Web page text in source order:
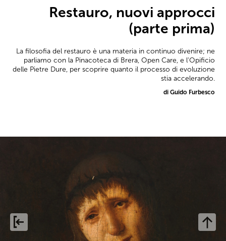
Restauro, nuovi approcci
(parte prima)
La filosofia del restauro è una materia in continuo divenire; ne
parliamo con la Pinacoteca di Brera, Open Care, e l'Opificio
delle Pietre Dure, per scoprire quanto il processo di evoluzione
stia accelerando.
di Guido Furbesco